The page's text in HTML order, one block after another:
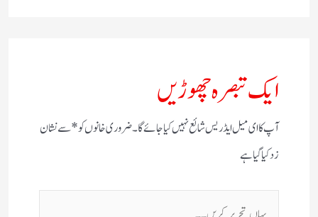
ایک تبصرہ چھوڑیں
آپ کا ای میل ایڈریس شائع نہیں کیا جائے گا۔ضروری خانوں کو*سے نشان
زد کیا گیا ہے
یہاں